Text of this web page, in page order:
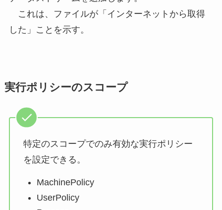
これは、ファイルが「インターネットから取得
した」ことを示す。
実行ポリシーのスコープ
特定のスコープでのみ有効な実行ポリシー
を設定できる。
MachinePolicy
UserPolicy